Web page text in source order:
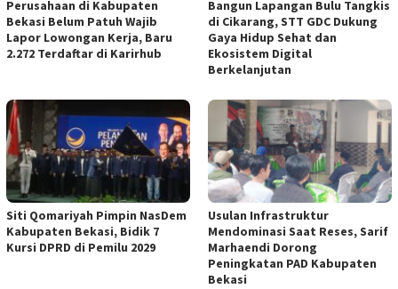
Perusahaan di Kabupaten
Bekasi Belum Patuh Wajib
Lapor Lowongan Kerja, Baru
2.272 Terdaftar di Karirhub
Bangun Lapangan Bulu Tangkis
di Cikarang, STT GDC Dukung
Gaya Hidup Sehat dan
Ekosistem Digital
Berkelanjutan
Siti Qomariyah Pimpin NasDem
Kabupaten Bekasi, Bidik 7
Kursi DPRD di Pemilu 2029
Usulan Infrastruktur
Mendominasi Saat Reses, Sarif
Marhaendi Dorong
Peningkatan PAD Kabupaten
Bekasi